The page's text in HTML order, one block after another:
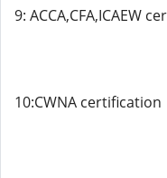
9: ACCA,CFA,ICAEW
10:CWNA certification